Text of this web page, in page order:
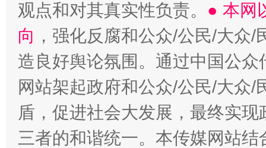
观点和对其真实性负责。 ● 本网
向 ，强化反腐和公众/公民/大众
造良好舆论氛围。通过中国公
网站架起政府和公众/公民/大众
盾，促进社会大发展，最终实
三者的和谐统一。本传媒网站